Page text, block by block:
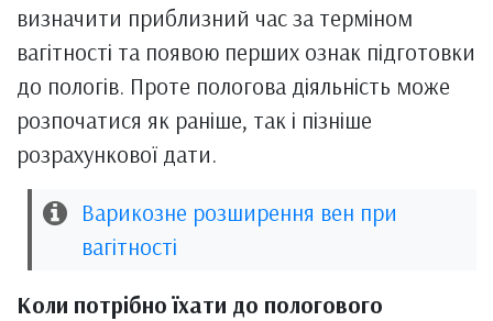
визначити приблизний час за терміном
вагітності та появою перших ознак підготовки
до пологів. Проте пологова діяльність може
розпочатися як раніше, так і пізніше
розрахункової дати.
Варикозне розширення вен при
вагітності
Коли потрібно їхати до пологового